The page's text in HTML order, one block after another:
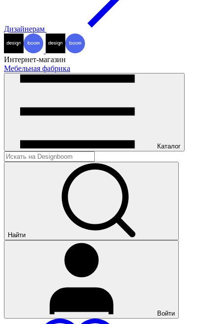
Дизайнерам
Интернет-магазин
Мебельная фабрика
Каталог
Найти
Войти